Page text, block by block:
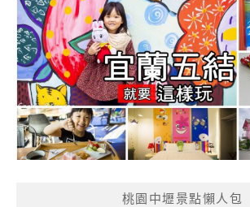
桃園中壢景點懶人包